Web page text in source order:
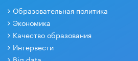
Образовательная политика
Экономика
Качество образования
Интервести